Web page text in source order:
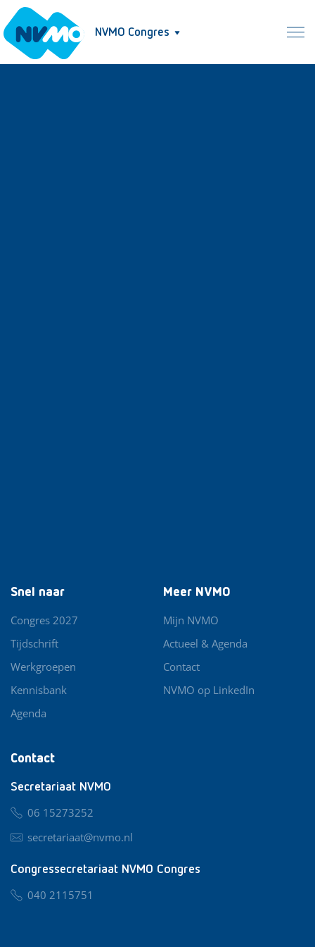
NVMO Congres
Contact
Secretariaat NVMO
06 15273252
secretariaat@nvmo.nl
Congressecretariaat NVMO Congres
040 2115751
Snel naar
Congres 2027
Tijdschrift
Werkgroepen
Kennisbank
Agenda
Meer NVMO
Mijn NVMO
Actueel & Agenda
Contact
NVMO op LinkedIn